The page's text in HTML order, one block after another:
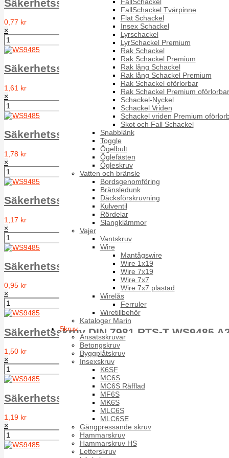
FallSchackel Tvärpinne
Flat Schackel
Insex Schackel
Lyrschackel
LyrSchackel Premium
Rak Schackel
Rak Schackel Premium
Rak lång Schackel
Rak lång Schackel Premium
Rak Schackel oförlorbar
Rak Schackel Premium oförlorbar
Schackel-Nyckel
Schackel Vriden
Schackel vriden Premium
Skot och Fall Schackel
Snabblänk
Toggle
Ögelbult
Öglefästen
Ögleskruv
Vatten och bränsle
Bordsgenomföring
Bränsledunk
Däcksförskruvning
Kulventil
Rördelar
Slangklämmor
Vajer
Vantskruv
Wire
Mantågswire
Wire 1x19
Wire 7x19
Wire 7x7
Wire 7x7 plastad
Wirelås
Ferruler
Wiretillbehör
Kataloger Marin
Skruv
Ansatsskruvar
Betongskruv
Byggplåtskruv
Insexskruv
K6SF
MC6S
MC6S Räfflad
MF6S
MK6S
MLC6S
MLC6SE
Gängpressande skruv
Hammarskruv
Hammarskruv HS
Letterskruv
Säkerhetsskruv DIN 7981 RTS-T WS9485 A2
0,77 kr
×
Säkerhetsskruv DIN 7981 RTS-T WS9485 A2
1,61 kr
×
Säkerhetsskruv DIN 7981 RTS-T WS9485 A2
1,78 kr
×
Säkerhetsskruv DIN 7981 RTS-T WS9485 A2
1,17 kr
×
Säkerhetsskruv DIN 7981 RTS-T WS9485 A2
0,95 kr
×
Säkerhetsskruv DIN 7981 RTS-T WS9485
1,50 kr
×
Säkerhetsskruv DIN 7981 RTS-T WS9485 A2
1,19 kr
×